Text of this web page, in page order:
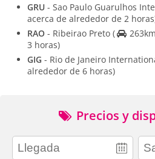
GRU - Sao Paulo Guarulhos
acerca de alrededor de 2
RAO - Ribeirao Preto (
3 horas)
GIG - Rio de Janeiro
alrededor de 6 horas)
Precios y